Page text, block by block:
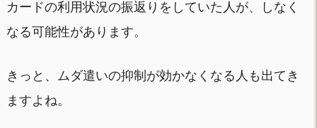
カードの利用状況の振返りをしていた人が、しなく
なる可能性があります。
きっと、ムダ遣いの抑制が効かなくなる人も出てき
ますよね。